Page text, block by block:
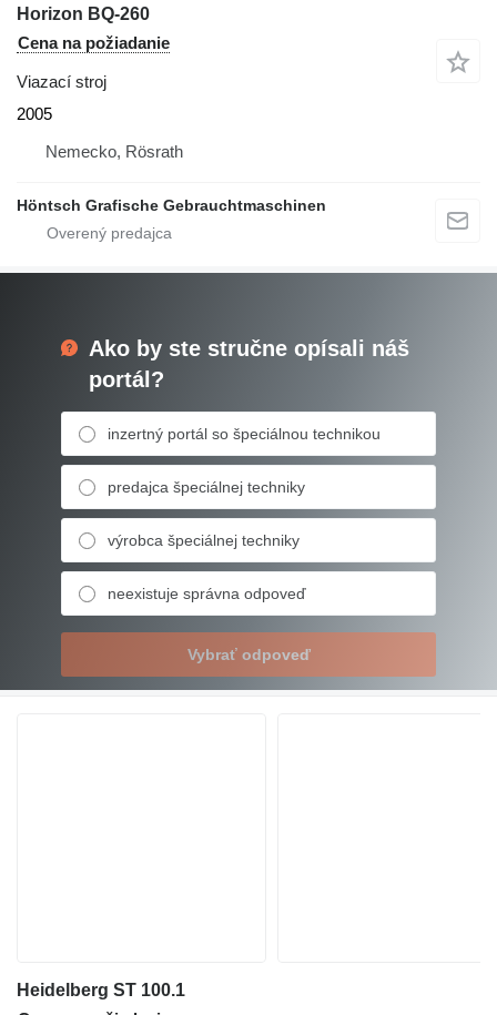
Horizon BQ-260
Cena na požiadanie
Viazací stroj
2005
Nemecko, Rösrath
Höntsch Grafische Gebrauchtmaschinen
Ako by ste stručne opísali náš
portál?
inzertný portál so špeciálnou technikou
predajca špeciálnej techniky
výrobca špeciálnej techniky
neexistuje správna odpoveď
Vybrať odpoveď
Heidelberg ST 100.1